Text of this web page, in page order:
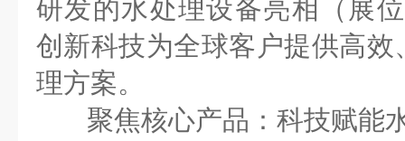
研发的水处理设备亮相（ 展
创新科技为全球客户提供高
理方案。
聚焦核心产品：科技赋能